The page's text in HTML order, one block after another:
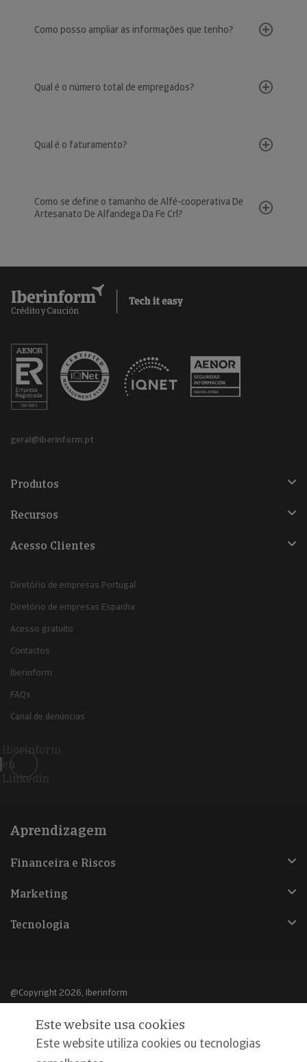
Como posso ampliar as informações que tenho?
Qual é o número total de empregados?
Qual é o faturamento?
Como se define o tamanho de Alfé-cooperativa De
Artesanato De Alfandega Da Fe Crl?
geral@iberinform.pt
Produtos
Recursos
Acesso Clientes
Diretório de empresas Portugal
Diretório de empresas Espanha
Acesso gratuito
Contactos
Iberinform
FAQs
Canal de denúncias
Iberinform
en
Linkedin
Aprendizagem
Financeira e Riscos
Marketing
Tecnologia
@Copyright 2026, Iberinform
Aviso legal
Política de cookies
Este website usa cookies
Este website utiliza cookies ou tecnologias